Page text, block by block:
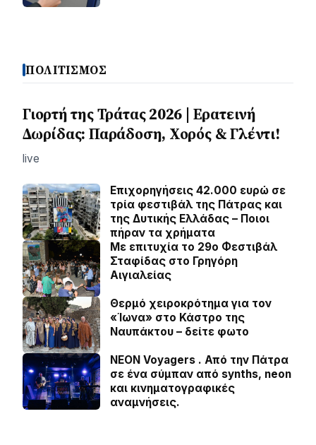
ΠΟΛΙΤΙΣΜΟΣ
Γιορτή της Τράτας 2026 | Ερατεινή
Δωρίδας: Παράδοση, Χορός & Γλέντι!
live
Επιχορηγήσεις 42.000 ευρώ σε
τρία φεστιβάλ της Πάτρας και
της Δυτικής Ελλάδας – Ποιοι
πήραν τα χρήματα
Με επιτυχία το 29ο Φεστιβάλ
Σταφίδας στο Γρηγόρη
Aιγιαλείας
Θερμό χειροκρότημα για τον
«Ίωνα» στο Κάστρο της
Ναυπάκτου – δείτε φωτο
NEON Voyagers . Από την Πάτρα
σε ένα σύμπαν από synths, neon
και κινηματογραφικές
αναμνήσεις.